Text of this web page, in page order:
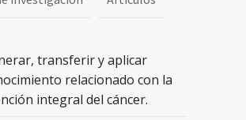
transferir y aplicar
relacionado con la
integral del cáncer.